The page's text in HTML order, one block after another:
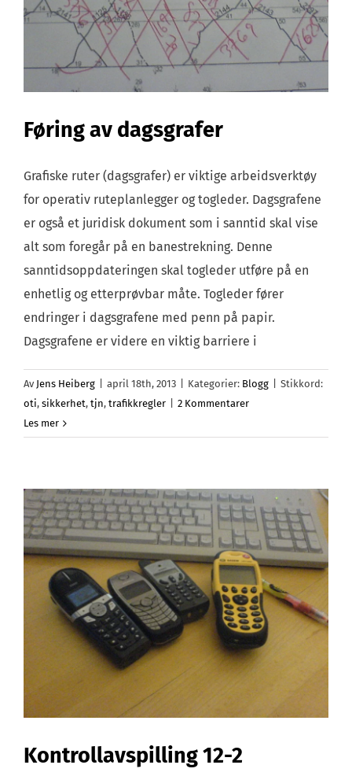
Føring av dagsgrafer
Grafiske ruter (dagsgrafer) er viktige arbeidsverktøy
for operativ ruteplanlegger og togleder. Dagsgrafene
er også et juridisk dokument som i sanntid skal vise
alt som foregår på en banestrekning. Denne
sanntidsoppdateringen skal togleder utføre på en
enhetlig og etterprøvbar måte. Togleder fører
endringer i dagsgrafene med penn på papir.
Dagsgrafene er videre en viktig barriere i
Av Jens Heiberg april 18th, 2013 Kategorier: Blogg
Stikkord:
oti, sikkerhet, tjn, trafikkregler
2 Kommentarer
Les mer
Kontrollavspilling 12-2